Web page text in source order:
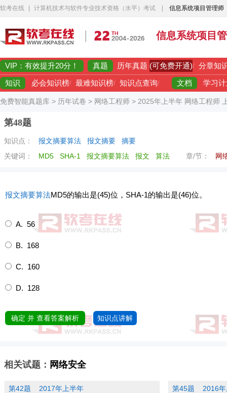
软考在线 计算机技术与软件专业技术资格（水平）考试 信息系统项目管理师
信息系统项目
VIP：有效提升20分！ 真题 历年真题 (可免费开通)/ 分章知
知识 必会知识榜/ 最难知识榜/ 知识点查询/ 文档 学习
免费智能真题库 > 历年试卷 > 网络工程师 > 2025年上半年 网络工程师
第48题
知识点： 报文摘要算法 报文摘要
摘要
关键词：
MD5 SHA-1 报文摘要算法 报文 算法 章/节： 网
报文摘要算法MD5的输出是(45)位，SHA-1的输出是(46)位。
A. 56
B. 168
C. 160
D. 128
确定 并 查看答案解析 知识点讲解
相关试题： 网络安全
第42题 2017年上半年 第45题 2016